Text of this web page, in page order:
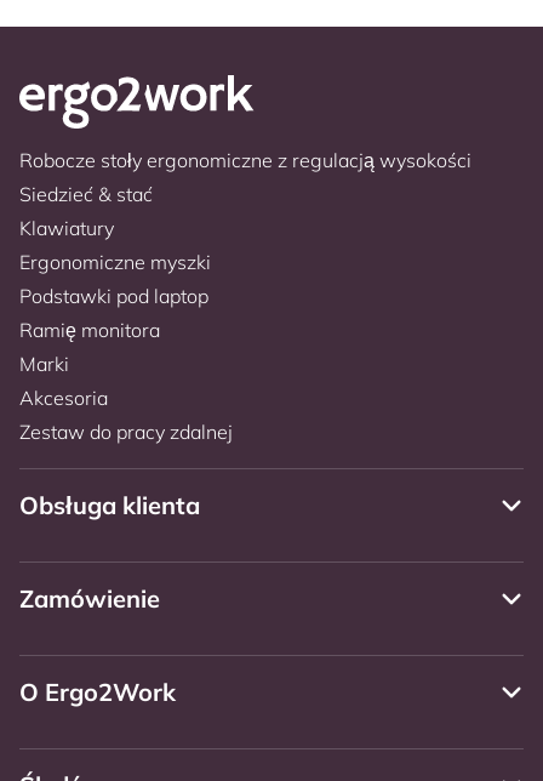
Robocze stoły ergonomiczne z regulacją wysokości
Siedzieć & stać
Klawiatury
Ergonomiczne myszki
Podstawki pod laptop
Ramię monitora
Marki
Akcesoria
Zestaw do pracy zdalnej
Obsługa klienta
Zamówienie
O Ergo2Work